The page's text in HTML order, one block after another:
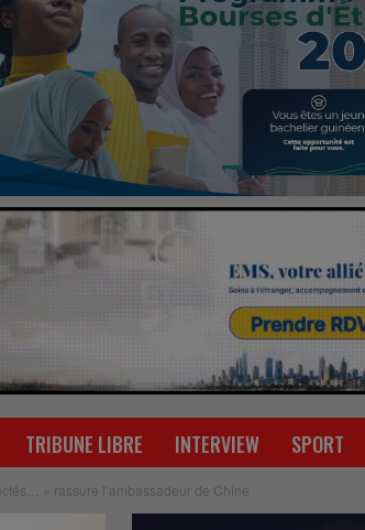
TRIBUNE LIBRE INTERVIEW SPORT
» rassure l’ambassadeur de Chine